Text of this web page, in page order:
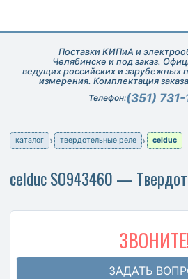
Поставки КИПиА и
Челябинске и под заказ.
ведущих российских и зарубежных
измерения. Комплектация
техническая поддержка
Телефон:(351)
каталог твердотельные реле celduc
celduc SO943460 —
ЗАДАТЬ